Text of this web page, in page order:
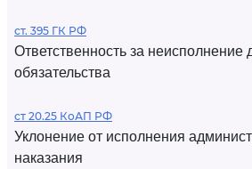
ст. 395 ГК РФ
Ответственность за неисполнение
обязательства
ст 20.25 КоАП РФ
Уклонение от исполнения
наказания